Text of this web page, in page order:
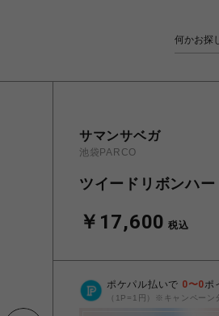
サマンサベガ
池袋PARCO
ツイードリボンハー
￥17,600 税込
ポケパル払いで 0〜0ポ
（1P=1円）※キャンペーン